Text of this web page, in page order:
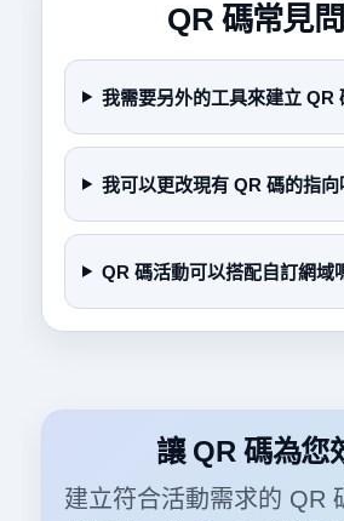
QR 碼常見
我需要另外的工具來建立 QR
我可以更改現有 QR 碼的指向
QR 碼活動可以搭配自訂網域
讓 QR 碼為您
建立符合活動需求的 QR